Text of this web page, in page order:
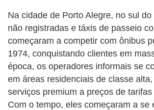
Na cidade de Porto Alegre, no sul
não registradas e táxis de passeio
começaram a competir com ônibus
1974, conquistando clientes em
época, os operadores informais se
em áreas residenciais de classe
serviços premium a preços de
Com o tempo, eles começaram a se